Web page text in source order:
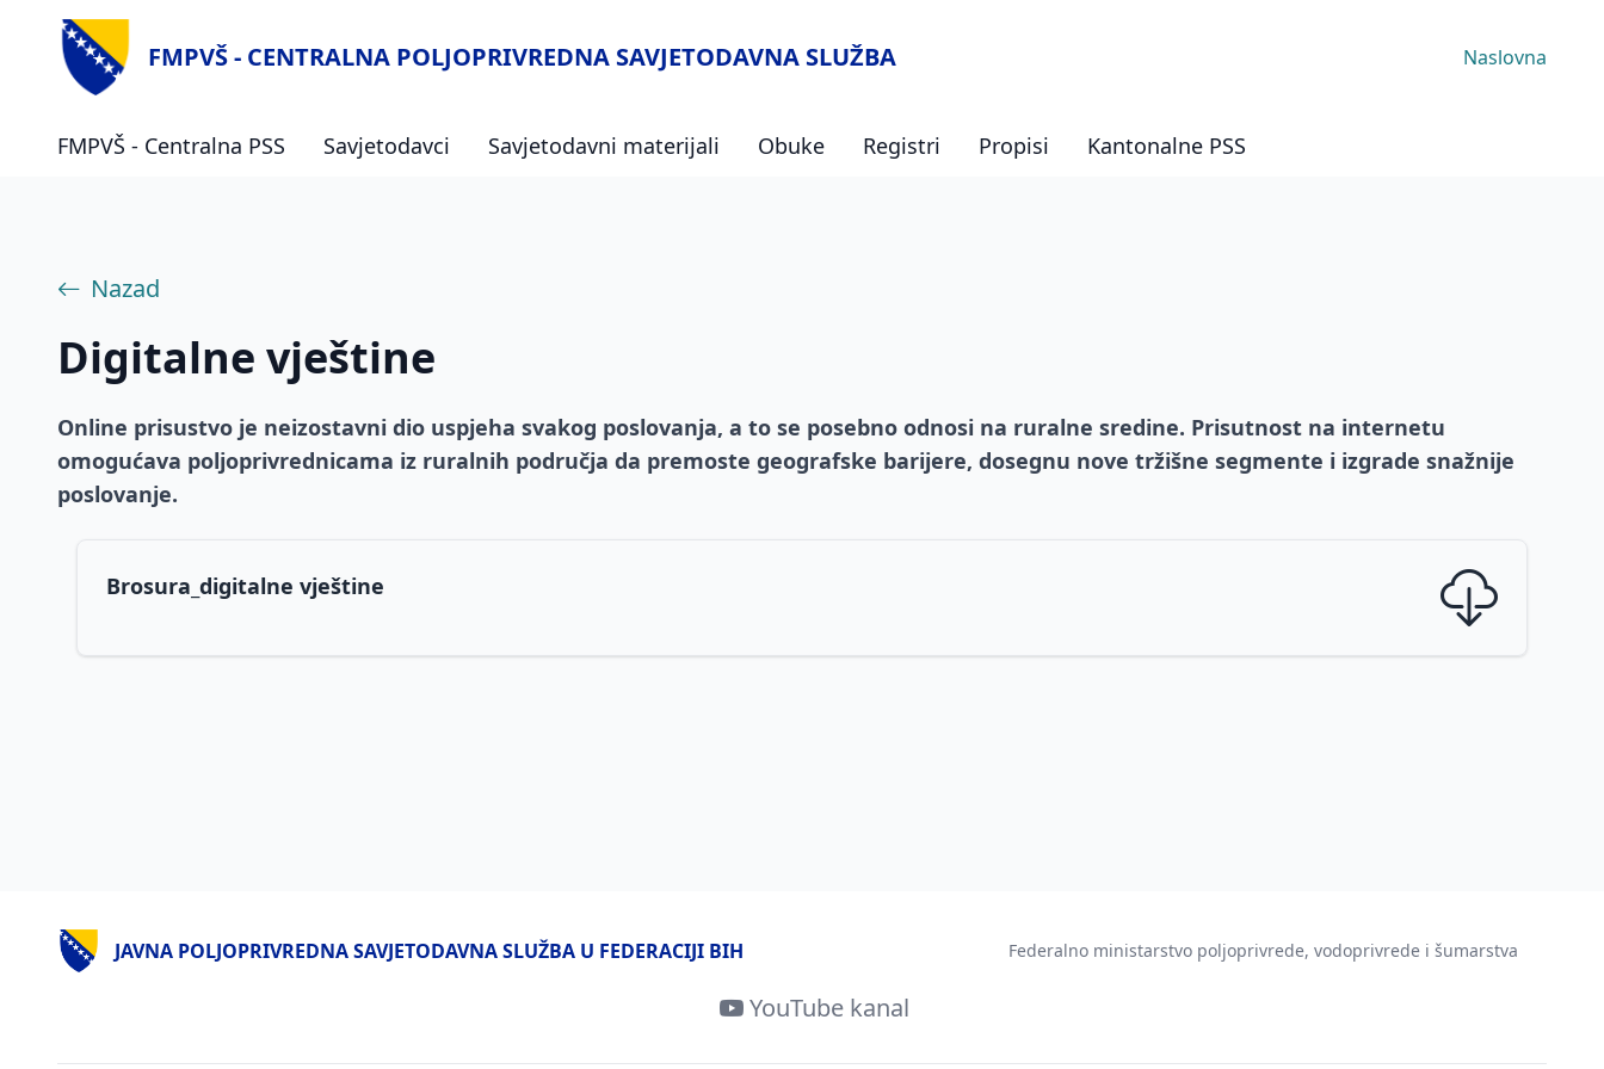
FMPVŠ - CENTRALNA POLJOPRIVREDNA SAVJETODAVNA SLUŽBA Naslovna
FMPVŠ - Centralna PSS Savjetodavci Savjetodavni materijali Obuke Registri Propisi Kantonalne PSS
Nazad
Digitalne vještine
Online prisustvo je neizostavni dio uspjeha svakog poslovanja, a to se posebno odnosi na ruralne sredine. Prisutnost na internetu
omogućava poljoprivrednicama iz ruralnih područja da premoste geografske barijere, dosegnu nove tržišne segmente i izgrade snažnije
poslovanje.
Brosura_digitalne vještine
JAVNA POLJOPRIVREDNA SAVJETODAVNA SLUŽBA U FEDERACIJI BIH Federalno ministarstvo poljoprivrede, vodoprivrede i šumarstva
YouTube kanal